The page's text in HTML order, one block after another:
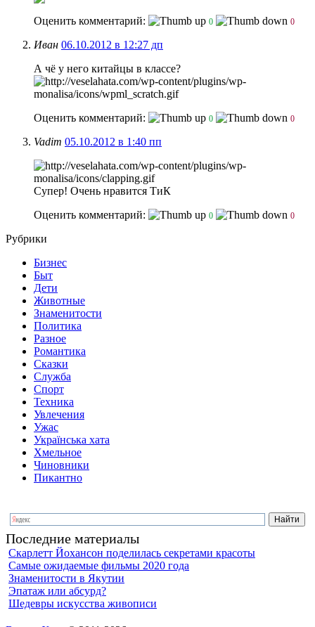
Оценить комментарий: 0 0
Иван 06.10.2012 в 12:27 дп
А чё у него китайцы в классе?
Оценить комментарий: 0 0
Vadim 05.10.2012 в 1:40 пп
Супер! Очень нравится ТиК
Оценить комментарий:
0 0
Рубрики
Бизнес
Быт
Дети
Животные
Знаменитости
Политика
Разное
Романтика
Сказки
Служба
Спорт
Техника
Увлечения
Ужас
Українська хата
Хмельное
Чиновники
Пикантно
Последние материалы
Скарлетт Йохансон поделилась секретами красоты
Самые ожидаемые фильмы 2020 года
Знаменитости в Якутии
Эпатаж или абсурд?
Шедевры искусства живописи